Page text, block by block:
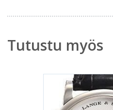
Tutustu myös